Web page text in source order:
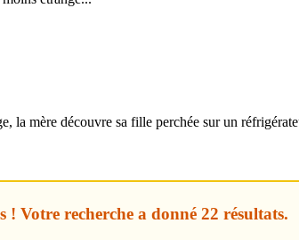
la mère découvre sa fille perchée sur un
! Votre recherche a donné 22 résultats.